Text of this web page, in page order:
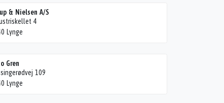
& Nielsen A/S
4
Lynge
Gren
109
Lynge